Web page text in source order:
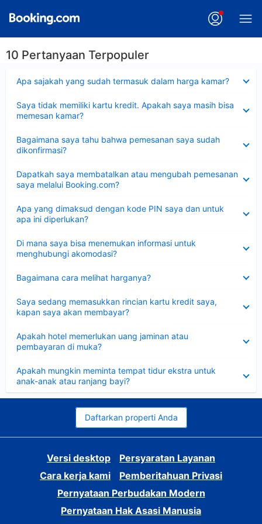
10 Pertanyaan Terpopuler
Apa sajakah yang sudah termasuk dalam harga kamar?
Saya tidak memiliki kartu kredit. Apakah saya masih bisa
memesan kamar?
Bagaimana saya tahu bahwa pemesanan saya sudah
dikonfirmasi?
Dapatkah saya membatalkan atau mengubah pemesanan
saya melalui Booking.com?
Apa yang dimaksud dengan kode PIN saya dan untuk
apa ini diperlukan?
Di mana saya bisa menemukan informasi untuk
menghubungi akomodasi?
Bagaimana cara melihat harganya?
Saya sedang memasukkan rincian kartu kredit saya,
kapan saya akan membayar?
Apakah hotel memerlukan uang jaminan atau
pembayaran di muka?
Apakah mungkin meminta tempat tidur ekstra untuk
anak-anak atau ranjang bayi?
Daftarkan properti Anda
Versi desktop
Persyaratan Layanan
Cara kerja kami
Pemberitahuan Privasi
Pernyataan Perbudakan Modern
Pernyataan Hak Asasi Manusia